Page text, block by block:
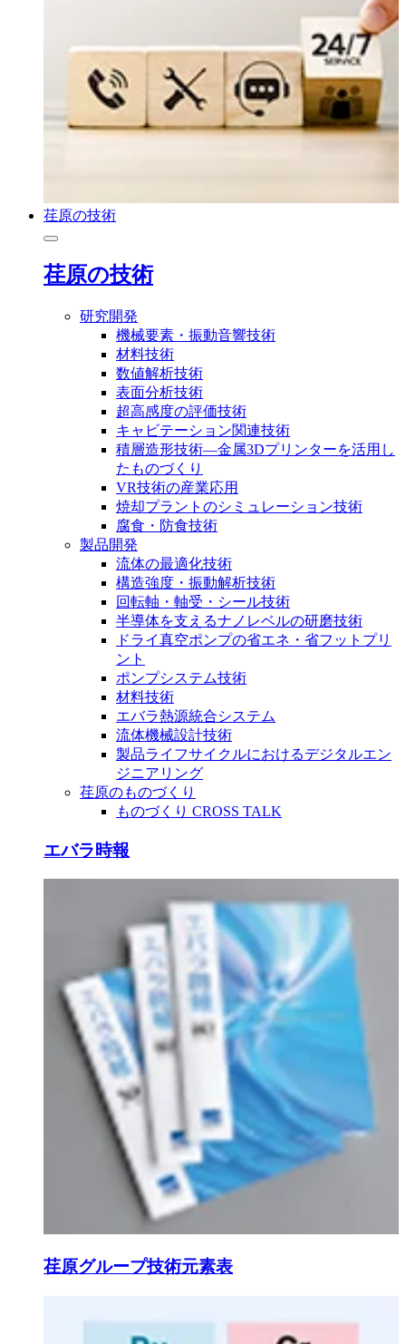
荏原の技術
荏原の技術
研究開発
機械要素・振動音響技術
材料技術
数値解析技術
表面分析技術
超高感度の評価技術
キャビテーション関連技術
積層造形技術―金属3Dプリンターを活用し
たものづくり
VR技術の産業応用
焼却プラントのシミュレーション技術
腐食・防食技術
製品開発
流体の最適化技術
構造強度・振動解析技術
回転軸・軸受・シール技術
半導体を支えるナノレベルの研磨技術
ドライ真空ポンプの省エネ・省フットプリ
ント
ポンプシステム技術
材料技術
エバラ熱源統合システム
流体機械設計技術
製品ライフサイクルにおけるデジタルエン
ジニアリング
荏原のものづくり
ものづくり CROSS TALK
エバラ時報
荏原グループ技術元素表